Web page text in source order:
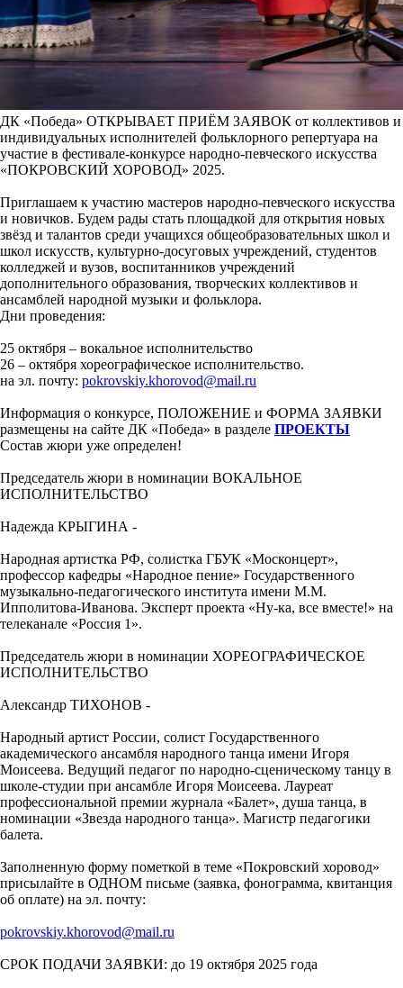
ДК «Победа» ОТКРЫВАЕТ ПРИЁМ ЗАЯВОК от коллективов и
индивидуальных исполнителей фольклорного репертуара на
участие в фестивале-конкурсе народно-певческого искусства
«ПОКРОВСКИЙ ХОРОВОД» 2025.
Приглашаем к участию мастеров народно-певческого искусства
и новичков. Будем рады стать площадкой для открытия новых
звёзд и талантов среди учащихся общеобразовательных школ и
школ искусств, культурно-досуговых учреждений, студентов
колледжей и вузов, воспитанников учреждений
дополнительного образования, творческих коллективов и
ансамблей народной музыки и фольклора.
Дни проведения:
25 октября – вокальное исполнительство
26 – октября хореографическое исполнительство.
на эл. почту: pokrovskiy.khorovod@mail.ru
Информация о конкурсе, ПОЛОЖЕНИЕ и ФОРМА ЗАЯВКИ
размещены на сайте ДК «Победа» в разделе ПРОЕКТЫ
Состав жюри уже определен!
Председатель жюри в номинации ВОКАЛЬНОЕ
ИСПОЛНИТЕЛЬСТВО
Надежда КРЫГИНА -
Народная артистка РФ, солистка ГБУК «Москонцерт»,
профессор кафедры «Народное пение» Государственного
музыкально-педагогического института имени М.М.
Ипполитова-Иванова. Эксперт проекта «Ну-ка, все вместе!» на
телеканале «Россия 1».
Председатель жюри в номинации ХОРЕОГРАФИЧЕСКОЕ
ИСПОЛНИТЕЛЬСТВО
Александр ТИХОНОВ -
Народный артист России, солист Государственного
академического ансамбля народного танца имени Игоря
Моисеева. Ведущий педагог по народно-сценическому танцу в
школе-студии при ансамбле Игоря Моисеева. Лауреат
профессиональной премии журнала «Балет», душа танца, в
номинации «Звезда народного танца». Магистр педагогики
балета.
Заполненную форму пометкой в теме «Покровский хоровод»
присылайте в ОДНОМ письме (заявка, фонограмма, квитанция
об оплате) на эл. почту:
pokrovskiy.khorovod@mail.ru
СРОК ПОДАЧИ ЗАЯВКИ: до 19 октября 2025 года